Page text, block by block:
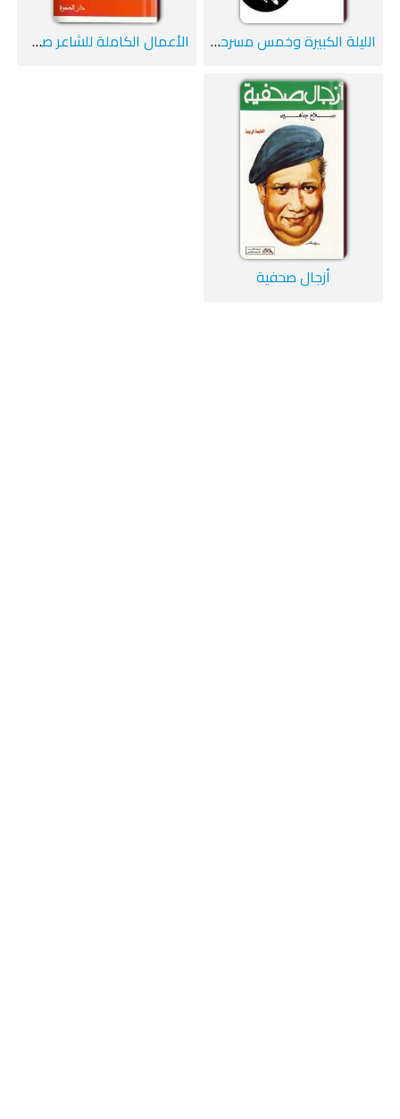
الليلة الكبيرة وخمس مسرحيات الأعمال الكاملة للشاعر صلاح جاهين
أزجال صحفية